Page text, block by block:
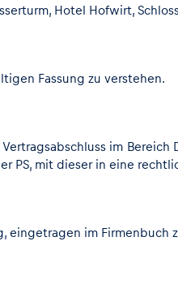
Hotel Hofwirt,
Fassung zu verstehen.
im
PS, mit dieser in eine
eingetragen im